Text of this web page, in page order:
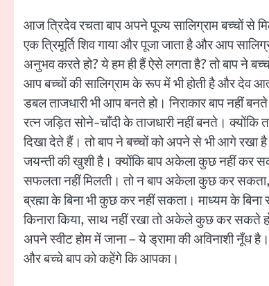
आज त्रिदेव रचता बाप अपने पूज्य सालिग्राम बच्चों से
एक त्रिमूर्ति शिव गाया और पूजा जाता है और आप
अनुभव करते हो? ये हम ही हैं ऐसे लगता है? तो बाप ने
आप बच्चों की सालिग्राम के रूप में भी होती है और देव
डबल ताजधारी भी आप बनते हो। निराकार बाप नहीं
रत्न जड़ित सोने-चाँदी के ताजधारी नहीं बनते। क्योंकि
दिखा देते हैं। तो बाप ने बच्चों को अपने से भी आगे रखा
जयन्ती की खुशी है। क्योंकि बाप अकेला कुछ नहीं कर
सफलता नहीं मिलती। तो न बाप अकेला कुछ कर
ब्रह्मा के बिना भी कुछ कर नहीं सकता। माध्यम के
किनारा किया, साथ नहीं रखा तो अकेले कुछ कर सकते
अपने स्वीट होम में जाना – ये ड्रामा की अविनाशी
और बच्चे बाप को कहेंगे कि आपका।